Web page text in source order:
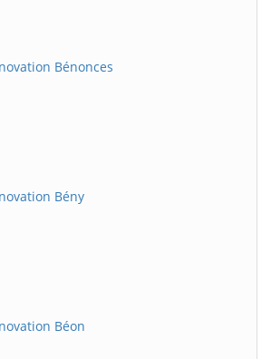
Bénonces
Bény
Béon